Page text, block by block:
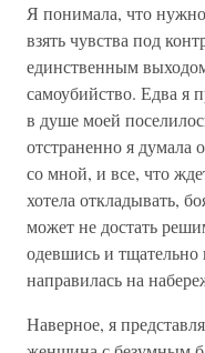
Я понимала, что
взять чувства под
единственным
самоубийство. Едва я
в душе моей
отстраненно я думала
со мной, и все, что
хотела откладывать,
может не достать
одевшись и
направилась на
Наверное, я